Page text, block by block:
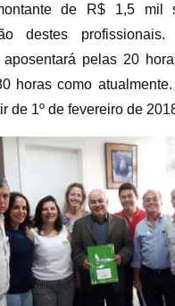
de R$ 1,5 mil
destes
pelas 20
horas como
de 1º de fevereiro de